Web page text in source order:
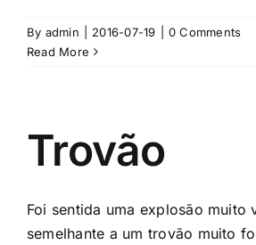
By admin 2016-07-19
0 Comments
Read More
Trovão
Foi sentida uma explosão muito
semelhante a um trovão muito